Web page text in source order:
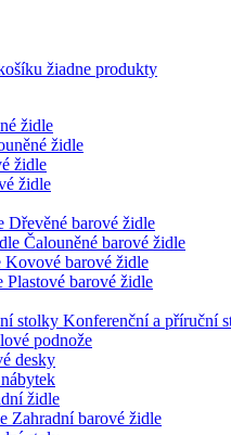
žiadne produkty
židle
židle
židle
židle
Dřevěné barové židle
Čalouněné barové židle
Kovové barové židle
Plastové barové židle
Konferenční a příruční
podnože
desky
židle
Zahradní barové židle